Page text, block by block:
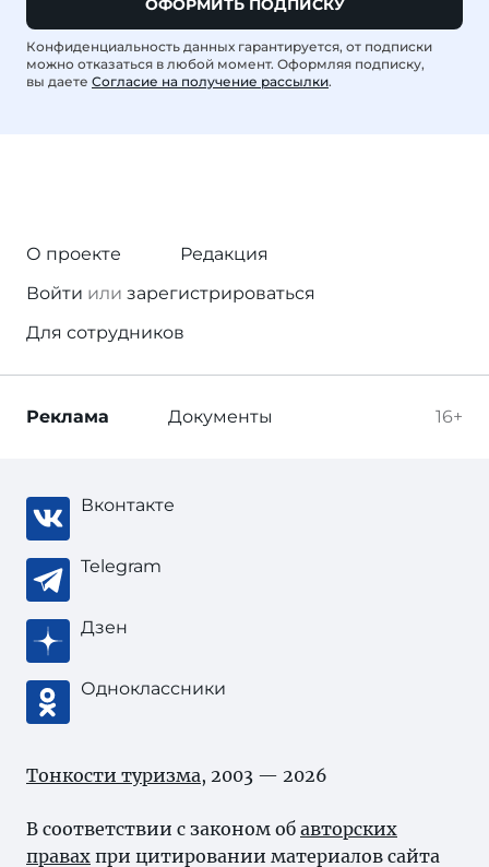
ОФОРМИТЬ ПОДПИСКУ
Конфиденциальность данных гарантируется, от подписки
можно отказаться в любой момент. Оформляя подписку,
вы даете Согласие на получение рассылки.
О проекте
Редакция
Войти или зарегистрироваться
Для сотрудников
16+
Реклама Документы
Вконтакте
Telegram
Дзен
Одноклассники
Тонкости туризма, 2003 — 2026
В соответствии с законом об авторских
правах при цитировании материалов сайта